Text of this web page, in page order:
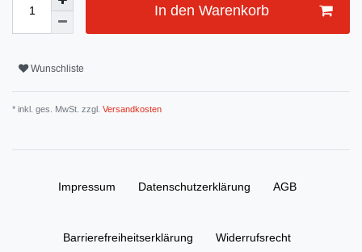
In den Warenkorb
Wunschliste
* inkl. ges. MwSt. zzgl. Versandkosten
Impressum Daten­schutz­erklärung AGB
Barrierefreiheitserklärung Widerrufs­recht